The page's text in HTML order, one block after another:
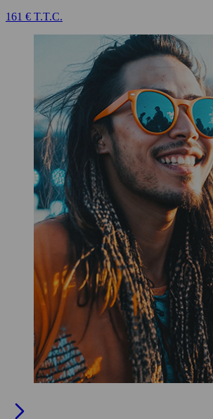
161 € T.T.C.